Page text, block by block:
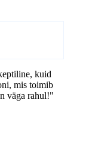
kuid
mis toimib
väga rahul!"